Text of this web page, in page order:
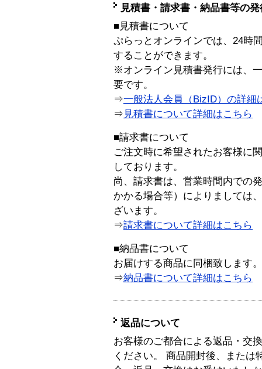
見積書・請求書・納品書等の
■見積書について
ぷらっとオンラインでは、24時
することができます。
※オンライン見積書発行には、
要です。
⇒一般法人会員（BizID）の詳細
⇒ 見積書について詳細はこちら
■請求書について
ご注文時に希望されたお客様に
しております。
尚、請求書は、営業時間内での
かかる場合等）によりましては
ざいます。
⇒請求書について詳細はこちら
■納品書について
お届けする商品に同梱致します。
⇒納品書について詳細はこちら
返品について
お客様のご都合による返品・交
ください。 商品開封後、または